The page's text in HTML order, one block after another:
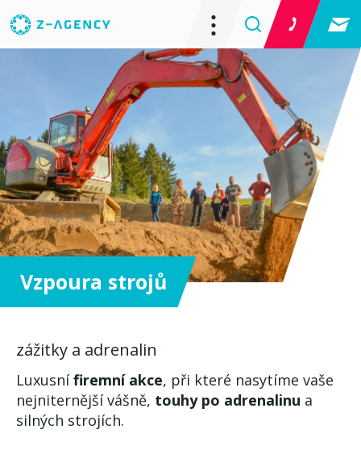
zážitky a adrenalin
Luxusnífiremní akce, při které nasytíme vaše
nejniternější vášně, touhy po adrenalinu a
silných strojích.
Vzpoura strojů